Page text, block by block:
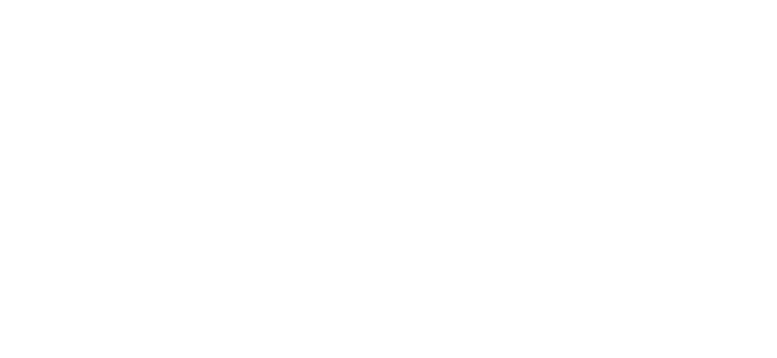
технические характреристики, фото и автообзоры. Автотюнинг, тест-драйвы. Шины, диски, резина